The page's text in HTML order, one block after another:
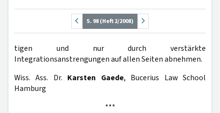
S. 98 (Heft 2/2008)
tigen und nur durch verstärkte
Integrationsanstrengungen auf allen Seiten abnehmen.
Wiss. Ass. Dr. Karsten Gaede, Bucerius Law School
Hamburg
***